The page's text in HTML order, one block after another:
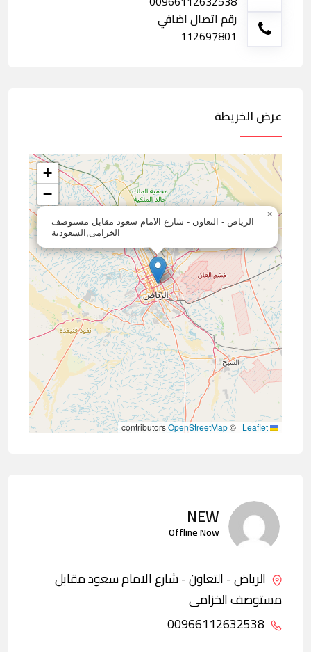
رقم اتصال اضافي
112697801
عرض الخريطة
الرياض - التعاون - شارع الامام سعود مقابل مستوصف
الخزامى,السعودية
×
+
−
|
©
OpenStreetMap
NEW
Offline Now
الرياض - التعاون - شارع الامام سعود مقابل
مستوصف الخزامى